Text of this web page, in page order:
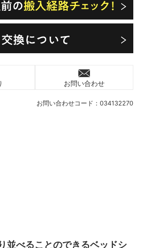
お問い合わせコード： 034132270
お問い合わせ
並べることのできるベッドシ